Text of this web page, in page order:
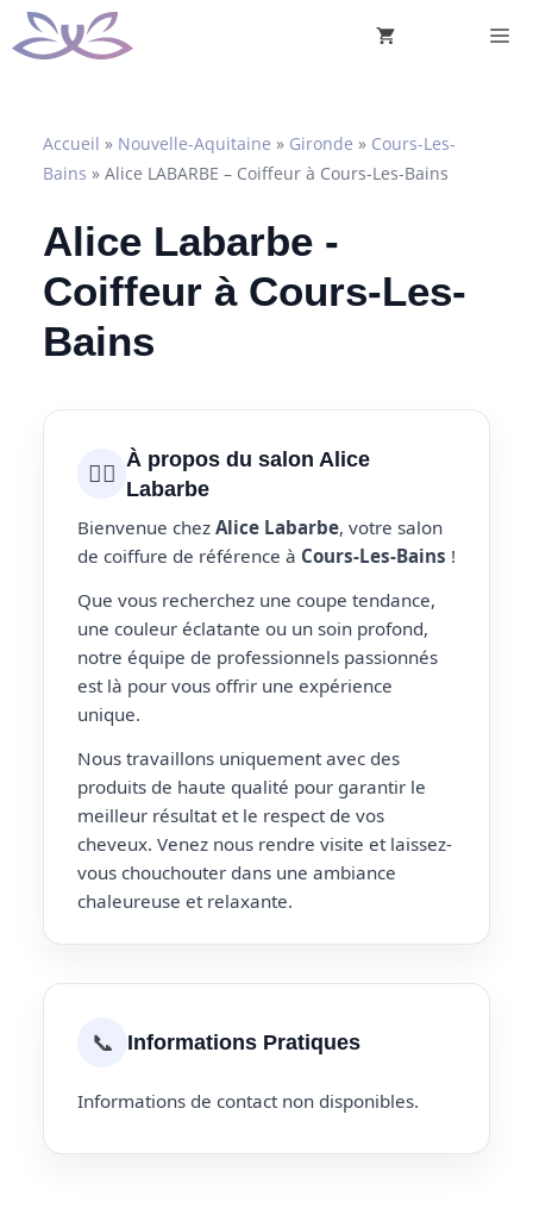
Aller
au
Accueil » Nouvelle-Aquitaine » Gironde » Cours-Les-
Bains » Alice LABARBE – Coiffeur à Cours-Les-Bains
Alice Labarbe -
Coiffeur à Cours-Les-
Bains
💇‍♀️ À propos du salon Alice
Labarbe
Bienvenue chez Alice Labarbe, votre salon
de coiffure de référence à Cours-Les-Bains !
Que vous recherchez une coupe tendance,
une couleur éclatante ou un soin profond,
notre équipe de professionnels passionnés
est là pour vous offrir une expérience
unique.
Nous travaillons uniquement avec des
produits de haute qualité pour garantir le
meilleur résultat et le respect de vos
cheveux. Venez nous rendre visite et laissez-
vous chouchouter dans une ambiance
chaleureuse et relaxante.
📞 Informations Pratiques
Informations de contact non disponibles.